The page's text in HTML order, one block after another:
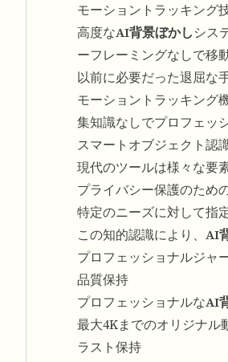
モーショントラッキング
高度なAI背景ぼかしシス
ーフレーミングなしで移
以前に必要だった退屈な
モーショントラッキング
集知識なしでプロフェッ
スマートオブジェクト認
現代のツールは様々な要
プライバシー保護のため
特定のニーズに対して指
この知的認識により、 AI
プロフェッショナルジャ
品質保持
プロフェッショナルなAI
最大4Kまでのオリジナル
ラスト保持